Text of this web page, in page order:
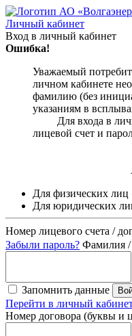
Личный кабинет
Вход в личный кабинет
Ошибка!
Уважаемый
личном кабинете
фамилию (без
указаниям
Для входа в
лицевой
АО
Для физических лиц
Для юридических
Номер лицевого счета /
Забыли пароль? Фамилия /
Запомнить данные
Перейти в личный
Номер договора (буквы и